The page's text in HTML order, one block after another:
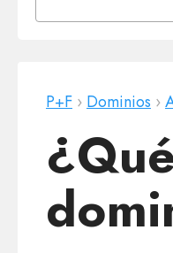
P+F › Dominios ›